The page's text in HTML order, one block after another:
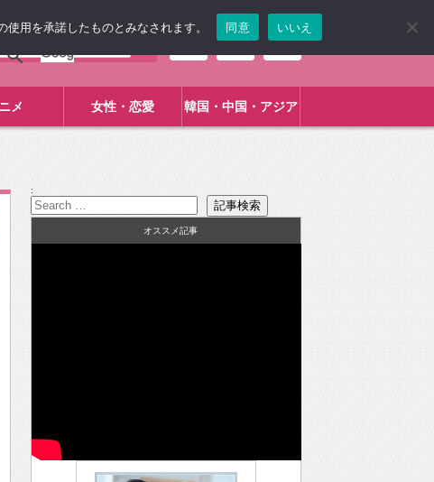
メ 女性・恋愛 韓国・中国・アジア
:
オススメ記事
用を承諾したものとみなされます。 同意 いいえ